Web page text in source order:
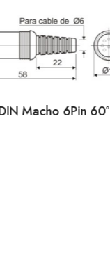
Macho 6Pin 60º